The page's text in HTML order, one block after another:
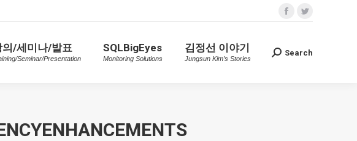
opensopens
의/세미나/발표
Seminar/Presentation
SQLBigEyes
Monitoring Solutions
김정선 이야기
Jungsun Kim’s Stories Search:
Search
의/세미나/발표 SQLBigEyes 김정선 이야기